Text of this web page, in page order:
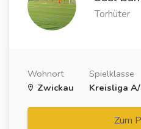
Torhüter
Wohnort
Zwickau
Spielklasse
Kreisliga
Zum